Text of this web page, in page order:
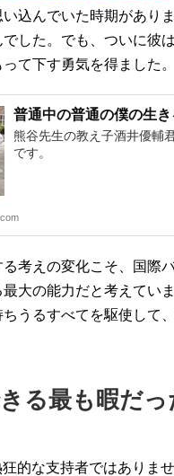
込んでいた時期があり
した。でも、ついに彼
て下す勇気を得ました。
普通中の普通の僕の生
熊谷先生の教え子酒井優輔
です。
考えの変化こそ、国際
大の能力だと考えてい
うるすべてを駆使して
る最も暇だっ
的な支持者ではありま